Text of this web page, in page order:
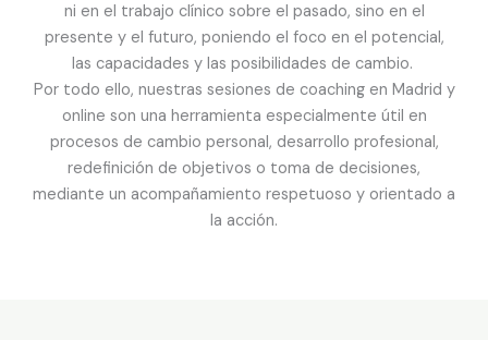
ni en el trabajo clínico sobre el pasado, sino en el
presente y el futuro, poniendo el foco en el potencial,
las capacidades y las posibilidades de cambio.
Por todo ello, nuestras sesiones de coaching en Madrid y
online son una herramienta especialmente útil en
procesos de cambio personal, desarrollo profesional,
redefinición de objetivos o toma de decisiones,
mediante un acompañamiento respetuoso y orientado a
la acción.